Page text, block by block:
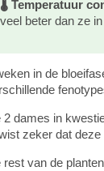
🌡️ Temperatuur
veel beter dan ze
in de
2 dames in
zeker dat
rest van de